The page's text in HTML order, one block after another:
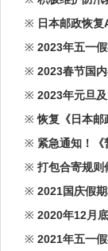
※ 日本邮政恢
※ 2023年五一
※ 2023春节国
※ 2023年元旦
※ 恢复《日本邮
※ 紧急通知！《
※ 打包合寄规则
※ 2021国庆假
※ 2020年12月
※ 2021年五一